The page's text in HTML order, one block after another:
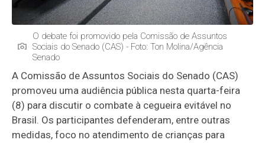
O debate foi promovido pela Comissão de Assuntos
Sociais do Senado (CAS) - Foto: Ton Molina/Agência
Senado
A Comissão de Assuntos Sociais do Senado (CAS)
promoveu uma audiência pública nesta quarta-feira
(8) para discutir o combate à cegueira evitável no
Brasil. Os participantes defenderam, entre outras
medidas, foco no atendimento de crianças para